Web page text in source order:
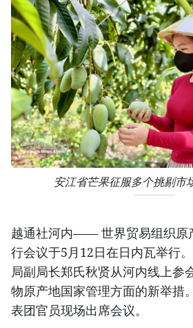
安江省芒果征服多个挑剔市
越通社河内—— 世界贸易组织原
行会议于5月12日在日内瓦举行
局副局长郑氏秋贤从河内线上参
物原产地国家管理方面的新举措
表团官员现场出席会议。